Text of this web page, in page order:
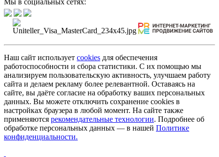
Наш сайт использует cookies для обеспечения
работоспособности и сбора статистики. С их помощью мы
анализируем пользовательскую активность, улучшаем работу
сайта и делаем рекламу более релевантной. Оставаясь на
сайте, вы даёте согласие на обработку ваших персональных
данных. Вы можете отключить сохранение cookies в
настройках браузера в любой момент. На сайте также
применяются рекомендательные технологии. Подробнее об
обработке персональных данных — в нашей Политике
конфиденциальности.